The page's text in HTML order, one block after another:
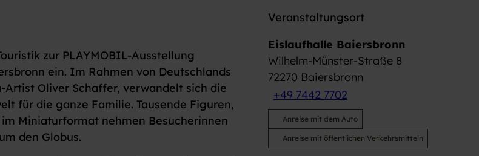
zur PLAYMOBIL-Ausstellung
ein. Im Rahmen von Deutschlands
Oliver Schaffer, verwandelt sich die
für die ganze Familie. Tausende Figuren,
Miniaturformat nehmen Besucherinnen
den Globus.
Veranstaltungsort
Eislaufhalle Baiersbronn
Wilhelm-Münster-Straße 8
72270 Baiersbronn
+49 7442 7702
Anreise mit dem Auto
Anreise mit öffentlichen Verkehrsmitteln